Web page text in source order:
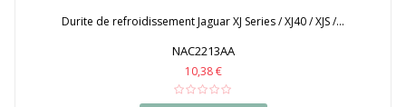
Durite de refroidissement Jaguar XJ Series / XJ40 / XJS /...
NAC2213AA
10,38 €